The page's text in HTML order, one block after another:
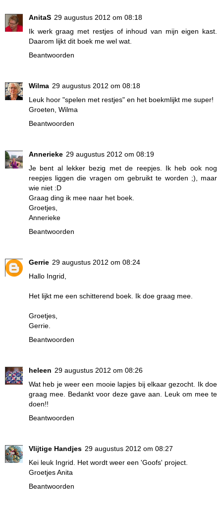
AnitaS 29 augustus 2012 om 08:18
Ik werk graag met restjes of inhoud van mijn eigen kast.
Daarom lijkt dit boek me wel wat.
Beantwoorden
Wilma 29 augustus 2012 om 08:18
Leuk hoor "spelen met restjes" en het boekmlijkt me super!
Groeten, Wilma
Beantwoorden
Annerieke 29 augustus 2012 om 08:19
Je bent al lekker bezig met de reepjes. Ik heb ook nog
reepjes liggen die vragen om gebruikt te worden ;), maar
wie niet :D
Graag ding ik mee naar het boek.
Groetjes,
Annerieke
Beantwoorden
Gerrie 29 augustus 2012 om 08:24
Hallo Ingrid,
Het lijkt me een schitterend boek. Ik doe graag mee.
Groetjes,
Gerrie.
Beantwoorden
heleen 29 augustus 2012 om 08:26
Wat heb je weer een mooie lapjes bij elkaar gezocht. Ik doe
graag mee. Bedankt voor deze gave aan. Leuk om mee te
doen!!
Beantwoorden
Vlijtige Handjes 29 augustus 2012 om 08:27
Kei leuk Ingrid. Het wordt weer een 'Goofs' project.
Groetjes Anita
Beantwoorden